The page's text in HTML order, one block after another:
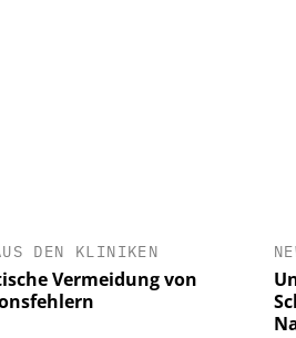
DEN KLINIKEN
Vermeidung von